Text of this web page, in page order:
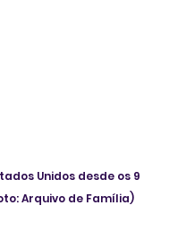
Unidos desde os 9
Arquivo de Família)